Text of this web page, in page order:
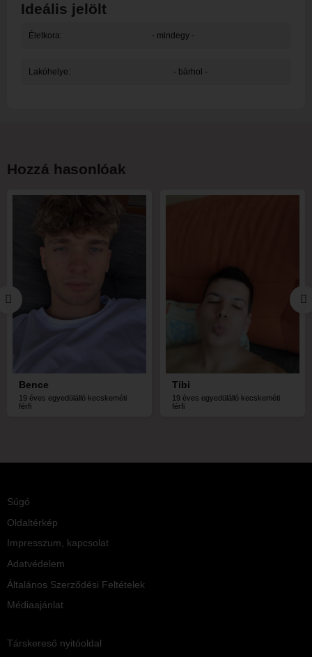
Ideális jelölt
Életkora: - mindegy -
Lakóhelye: - bárhol -
Hozzá hasonlóak
Bence
19 éves egyedülálló kecskeméti
férfi
Tibi
19 éves egyedülálló kecskeméti
férfi
Súgó
Oldaltérkép
Impresszum, kapcsolat
Adatvédelem
Általános Szerződési Feltételek
Médiaajánlat
Társkereső nyitóoldal